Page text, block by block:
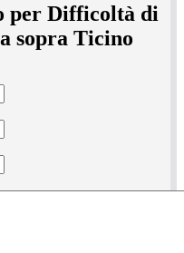
per Difficoltà di
sopra Ticino